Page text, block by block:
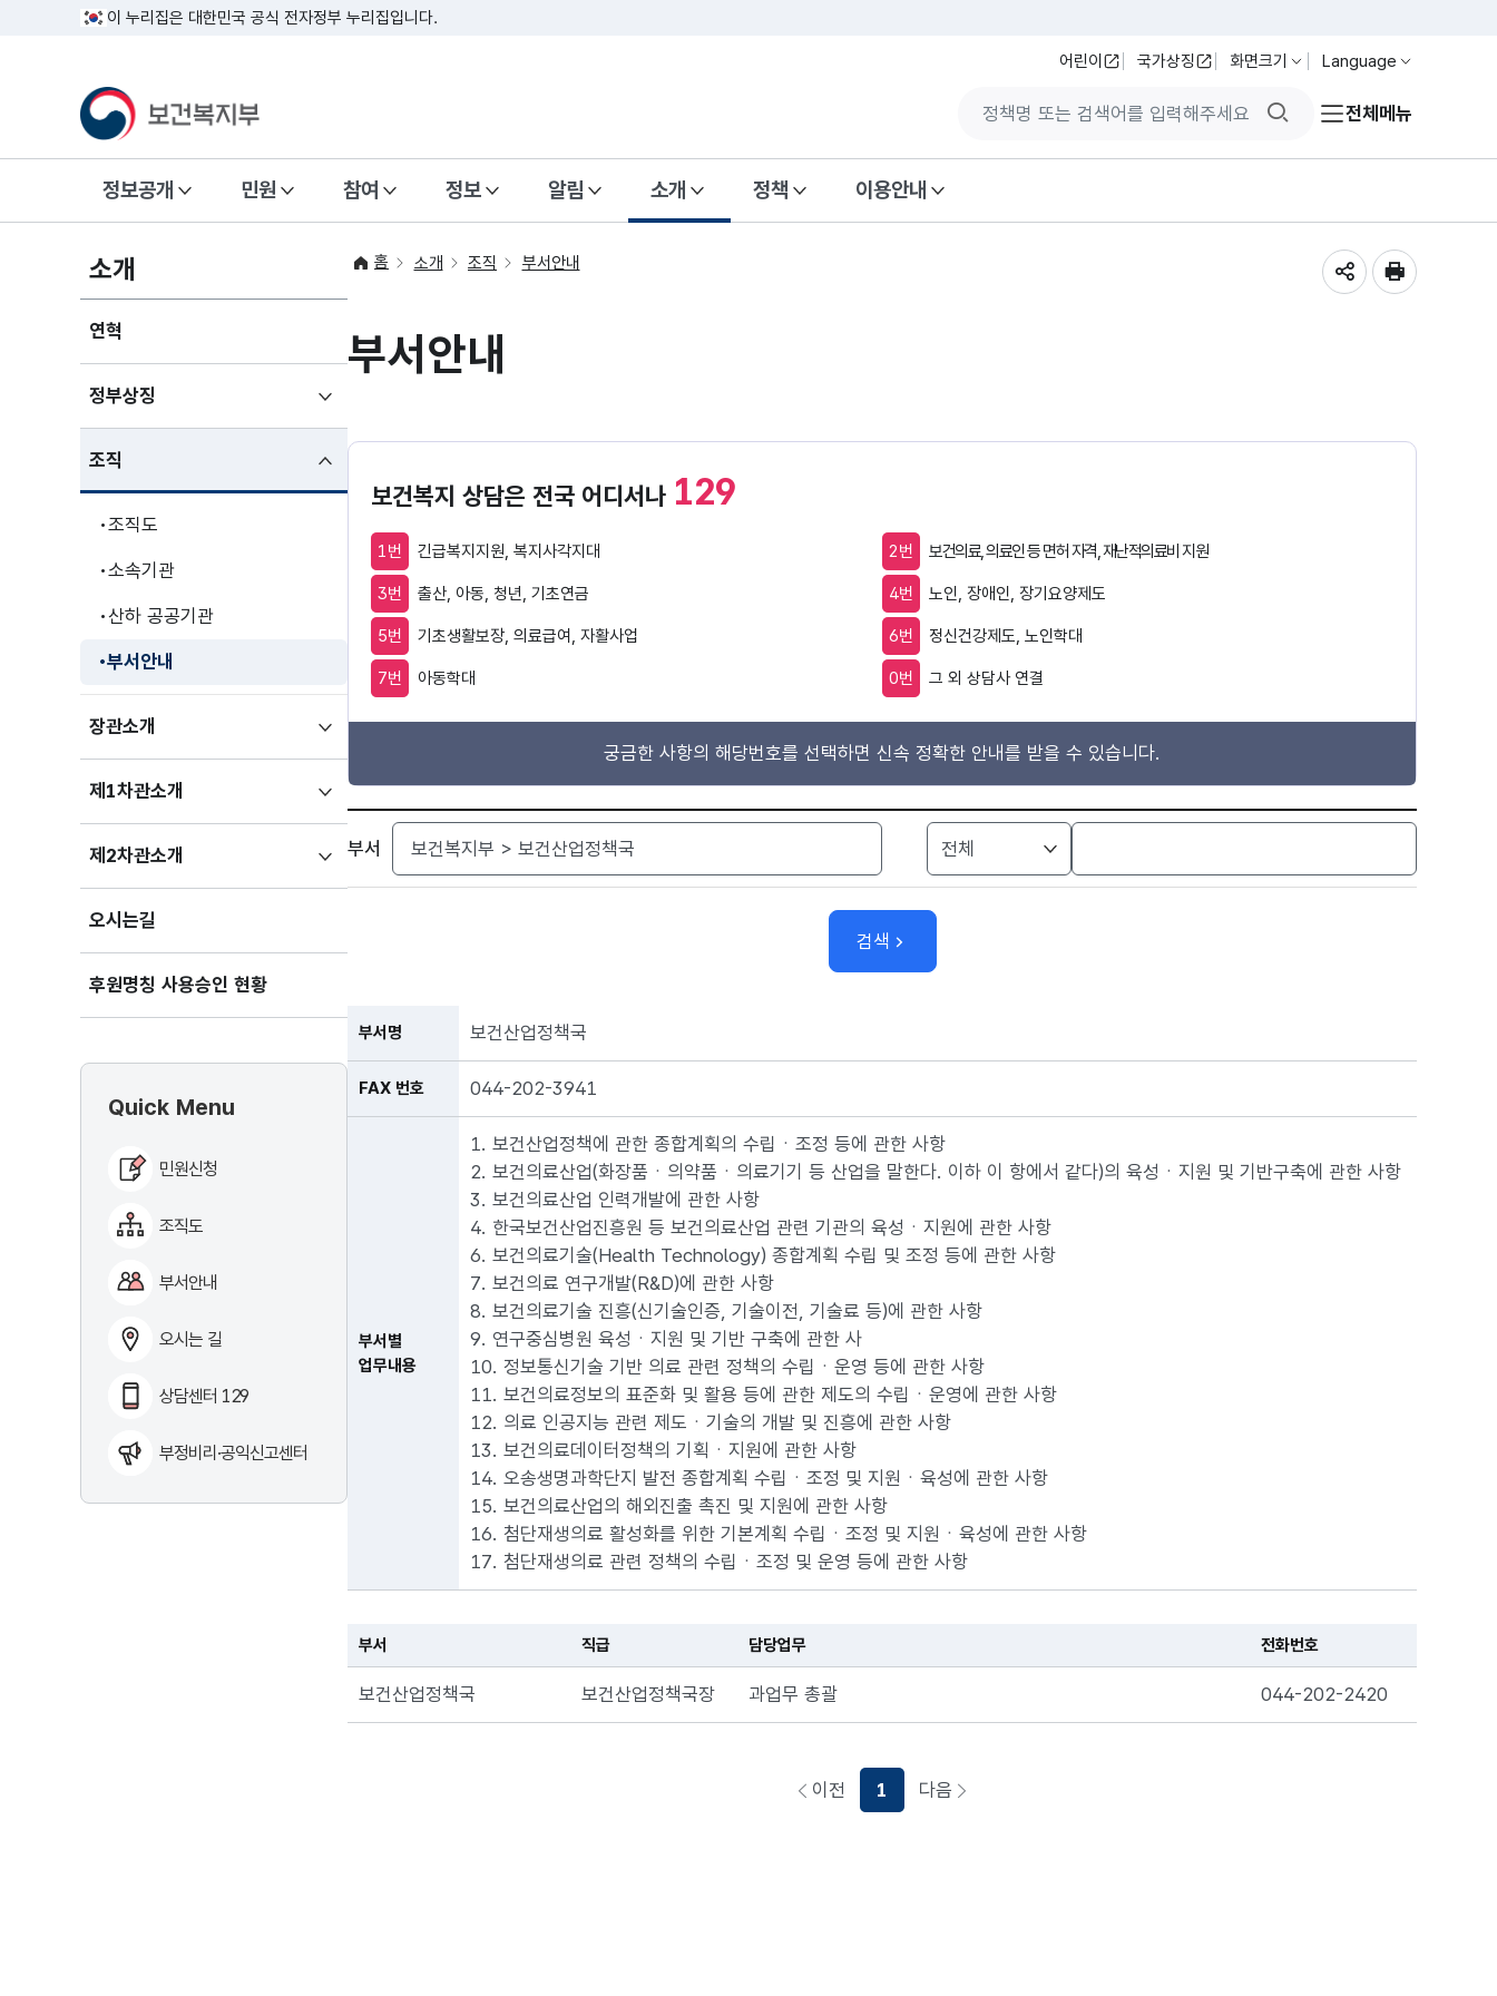
이 누리집은 대한민국 공식 전자정부 누리집입니다.
어린이 국가상징 화면크기 Language
검색버튼전체메뉴
정보공개 민원 참여 정보 알림 소개 정책 이용안내
소개
연혁
정부상징
펼치기
조직
펼친상태
조직도
소속기관
산하 공공기관
부서안내
장관소개
펼치기
제1차관소개
펼치기
제2차관소개
펼치기
오시는길
후원명칭 사용승인 현황
Quick Menu
민원신청
조직도
부서안내
오시는 길
상담센터 129
부정비리·공익신고센터
홈 소개 조직 부서안내
부서안내
보건복지 상담은 전국 어디서나 129
1번 긴급복지지원, 복지사각지대 2번 보건의료, 의료인 등 면허 자격, 재난적의료비 지원
3번 출산, 아동, 청년, 기초연금 4번 노인, 장애인, 장기요양제도
5번 기초생활보장, 의료급여, 자활사업 6번 정신건강제도, 노인학대
7번 아동학대 0번 그 외 상담사 연결
궁금한 사항의 해당번호를 선택하면 신속 정확한 안내를 받을 수 있습니다.
검색
부서
검색
부서명 보건산업정책국
FAX 번호 044-202-3941
부서별
업무내용
1. 보건산업정책에 관한 종합계획의 수립ㆍ조정 등에 관한 사항
2. 보건의료산업(화장품ㆍ의약품ㆍ의료기기 등 산업을 말한다. 이하 이 항에서 같다)의 육성ㆍ지원 및 기반구축에 관한 사항
3. 보건의료산업 인력개발에 관한 사항
4. 한국보건산업진흥원 등 보건의료산업 관련 기관의 육성ㆍ지원에 관한 사항
6. 보건의료기술(Health Technology) 종합계획 수립 및 조정 등에 관한 사항
7. 보건의료 연구개발(R&D)에 관한 사항
8. 보건의료기술 진흥(신기술인증, 기술이전, 기술료 등)에 관한 사항
9. 연구중심병원 육성ㆍ지원 및 기반 구축에 관한 사
10. 정보통신기술 기반 의료 관련 정책의 수립ㆍ운영 등에 관한 사항
11. 보건의료정보의 표준화 및 활용 등에 관한 제도의 수립ㆍ운영에 관한 사항
12. 의료 인공지능 관련 제도ㆍ기술의 개발 및 진흥에 관한 사항
13. 보건의료데이터정책의 기획ㆍ지원에 관한 사항
14. 오송생명과학단지 발전 종합계획 수립ㆍ조정 및 지원ㆍ육성에 관한 사항
15. 보건의료산업의 해외진출 촉진 및 지원에 관한 사항
16. 첨단재생의료 활성화를 위한 기본계획 수립ㆍ조정 및 지원ㆍ육성에 관한 사항
17. 첨단재생의료 관련 정책의 수립ㆍ조정 및 운영 등에 관한 사항
부서 직급 담당업무 전화번호
보건산업정책국 보건산업정책국장 과업무 총괄 044-202-2420
이전
페이지로이동하기
1 다음
페이지로이동하기